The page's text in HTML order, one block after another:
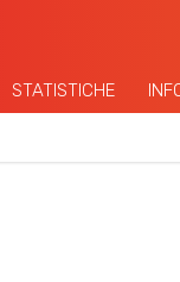
STATISTICHE